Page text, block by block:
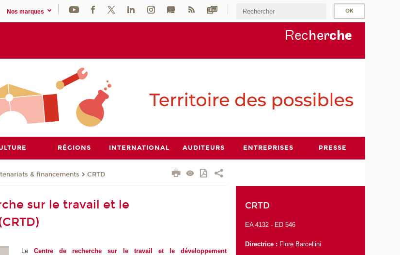
Nos marques
Recherche
RÉGIONS INTERNATIONAL AUDITEURS ENTREPRISES PRESSE
& financements CRTD
sur le travail et le
Le Centre de recherche sur le travail et le développement
CRTD
EA 4132 - ED 546
Directrice : Flore Barcellini